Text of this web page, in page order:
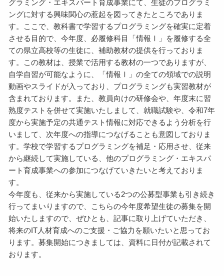
グラミング・エキスパート育成事業にて、生徒のプログラミ
ングに対する興味関心の惹起を図ってきたところでありま
す。ここで、教科書で学習するプログラミングを確実に定着
させる目的で、今年度、必履修科目「情報Ⅰ」を履修する全
ての県立高校等の生徒に、補助教材の提供を行っておりま
す。この教材は、授業で活用する教材の一つでありますが、
自学自習が可能なように、「情報Ⅰ」の全ての領域での説明
動画やスライドが入っており、プログラミングも実習教材が
含まれております。また、教員向けの研修会や、年度末に習
熟度テストを併せて実施いたしまして、就職試験や、令和7年
度から実施予定の共通テスト情報に対応できるよう分析を行
いまして、次年度への指導につなげることも意図しておりま
す。学校で学習するプログラミングを補足・応用させ、従来
から継続して実施している、他のプログラミング・エキスパ
ート育成事業への参加につなげていきたいと考えておりま
す。
今年度も、従来から実施している2つの公募型事業も引き続き
行ってまいりますので、こちらの今年度希望生徒の募集を開
始いたしますので、ぜひとも、記事に取り上げていただき、
将来のIT人材育成へのご支援・ご協力を願いたいと思ってお
ります。募集開始につきましては、資料に日付が記載されて
おります。